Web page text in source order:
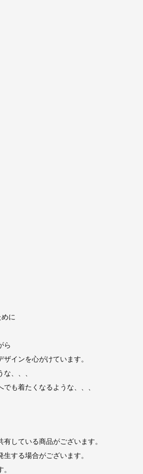
に
ら
インを心がけています。
、、、
も着たくなるような、、、
している商品がございます。
する場合がございます。